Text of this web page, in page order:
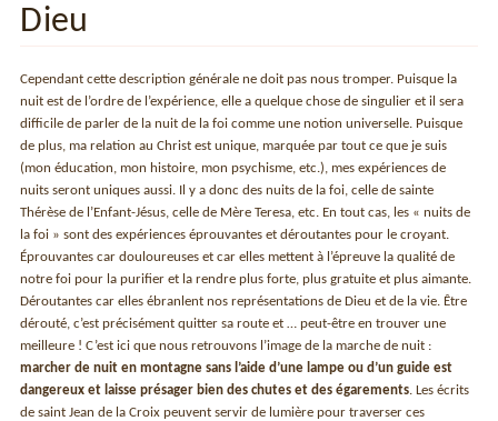
Dieu
Cependant cette description générale ne doit pas nous tromper. Puisque la
nuit est de l’ordre de l’expérience, elle a quelque chose de singulier et il sera
difficile de parler de la nuit de la foi comme une notion universelle. Puisque
de plus, ma relation au Christ est unique, marquée par tout ce que je suis
(mon éducation, mon histoire, mon psychisme, etc.), mes expériences de
nuits seront uniques aussi. Il y a donc des nuits de la foi, celle de sainte
Thérèse de l’Enfant-Jésus, celle de Mère Teresa, etc. En tout cas, les « nuits de
la foi » sont des expériences éprouvantes et déroutantes pour le croyant.
Éprouvantes car douloureuses et car elles mettent à l’épreuve la qualité de
notre foi pour la purifier et la rendre plus forte, plus gratuite et plus aimante.
Déroutantes car elles ébranlent nos représentations de Dieu et de la vie. Être
dérouté, c’est précisément quitter sa route et … peut-être en trouver une
meilleure ! C’est ici que nous retrouvons l’image de la marche de nuit :
marcher de nuit en montagne sans l’aide d’une lampe ou d’un guide est
dangereux et laisse présager bien des chutes et des égarements. Les écrits
de saint Jean de la Croix peuvent servir de lumière pour traverser ces